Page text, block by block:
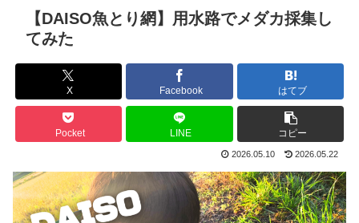
【DAISO魚とり網】用水路でメダカ採集し
てみた
X Facebook はてブ
Pocket LINE コピー
2026.05.10 2026.05.22